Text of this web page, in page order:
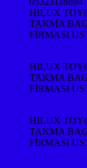
HILUX
TAKMA
FİRMASI
HILUX
TAKMA
FİRMASI
HILUX
TAKMA
FİRMASI